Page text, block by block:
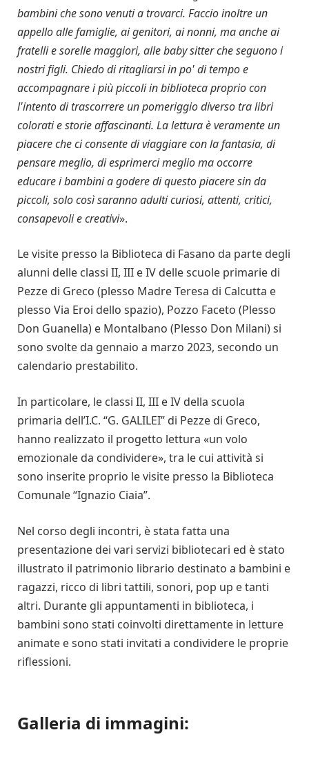
bambini che sono venuti a trovarci. Faccio inoltre un
appello alle famiglie, ai genitori, ai nonni, ma anche ai
fratelli e sorelle maggiori, alle baby sitter che seguono i
nostri figli. Chiedo di ritagliarsi in po' di tempo e
accompagnare i più piccoli in biblioteca proprio con
l'intento di trascorrere un pomeriggio diverso tra libri
colorati e storie affascinanti. La lettura è veramente un
piacere che ci consente di viaggiare con la fantasia, di
pensare meglio, di esprimerci meglio ma occorre
educare i bambini a godere di questo piacere sin da
piccoli, solo così saranno adulti curiosi, attenti, critici,
consapevoli e creativi».
Le visite presso la Biblioteca di Fasano da parte degli
alunni delle classi II, III e IV delle scuole primarie di
Pezze di Greco (plesso Madre Teresa di Calcutta e
plesso Via Eroi dello spazio), Pozzo Faceto (Plesso
Don Guanella) e Montalbano (Plesso Don Milani) si
sono svolte da gennaio a marzo 2023, secondo un
calendario prestabilito.
In particolare, le classi II, III e IV della scuola
primaria dell’I.C. “G. GALILEI” di Pezze di Greco,
hanno realizzato il progetto lettura «un volo
emozionale da condividere», tra le cui attività si
sono inserite proprio le visite presso la Biblioteca
Comunale “Ignazio Ciaia”.
Nel corso degli incontri, è stata fatta una
presentazione dei vari servizi bibliotecari ed è stato
illustrato il patrimonio librario destinato a bambini e
ragazzi, ricco di libri tattili, sonori, pop up e tanti
altri. Durante gli appuntamenti in biblioteca, i
bambini sono stati coinvolti direttamente in letture
animate e sono stati invitati a condividere le proprie
riflessioni.
Galleria di immagini: